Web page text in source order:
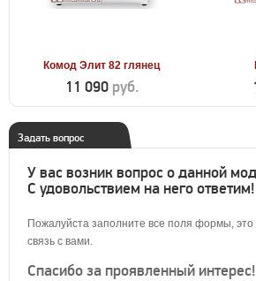
Комод Элит 82 глянец
11 090 руб.
Задать вопрос
У вас возник вопрос о данной
С удовольствием на него ответим!
Пожалуйста заполните все поля формы, это
связь с вами.
Спасибо за проявленный интерес!